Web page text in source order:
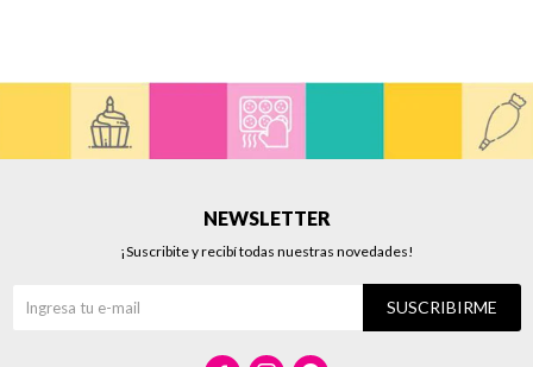
NEWSLETTER
¡Suscribite y recibí todas nuestras novedades!
SUSCRIBIRME